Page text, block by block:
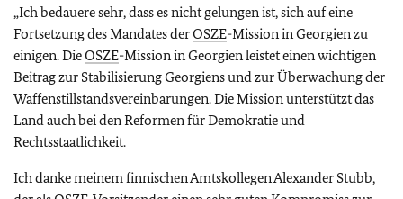
„Ich bedauere sehr, dass es nicht gelungen ist, sich auf eine
Fortsetzung des Mandates derOSZE-Mission in Georgien zu
einigen. DieOSZE-Mission in Georgien leistet einen wichtigen
Beitrag zur Stabilisierung Georgiens und zur Überwachung der
Waffenstillstandsvereinbarungen. Die Mission unterstützt das
Land auch bei den Reformen für Demokratie und
Rechtsstaatlichkeit.
Ich danke meinem finnischen Amtskollegen Alexander Stubb,